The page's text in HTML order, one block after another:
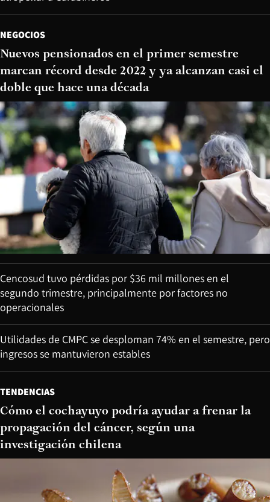
NEGOCIOS
Nuevos pensionados en el primer semestre
marcan récord desde 2022 y ya alcanzan casi el
doble que hace una década
Cencosud tuvo pérdidas por $36 mil millones en el
segundo trimestre, principalmente por factores no
operacionales
Utilidades de CMPC se desploman 74% en el semestre, pero
ingresos se mantuvieron estables
TENDENCIAS
Cómo el cochayuyo podría ayudar a frenar la
propagación del cáncer, según una
investigación chilena